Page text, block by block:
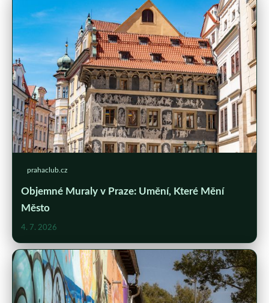
prahaclub.cz
Objemné Muraly v Praze: Umění, Které Mění
Město
4. 7. 2026